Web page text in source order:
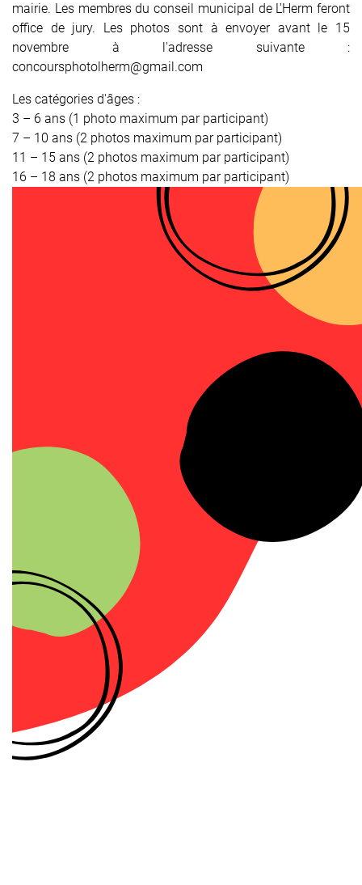
mairie. Les membres du conseil municipal de L'Herm feront
office de jury. Les photos sont à envoyer avant le 15
novembre à l'adresse suivante :
concoursphotolherm@gmail.com
Les catégories d'âges :
3 – 6 ans (1 photo maximum par participant)
7 – 10 ans (2 photos maximum par participant)
11 – 15 ans (2 photos maximum par participant)
16 – 18 ans (2 photos maximum par participant)